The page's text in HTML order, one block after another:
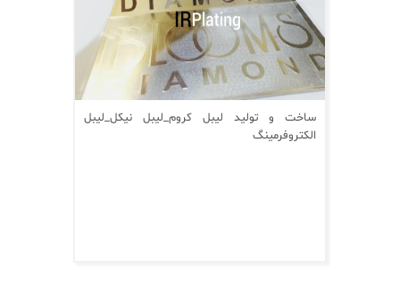
ساخت و تولید لیبل کروم_لیبل نیکل_لیبل
الکتروفرمینگ